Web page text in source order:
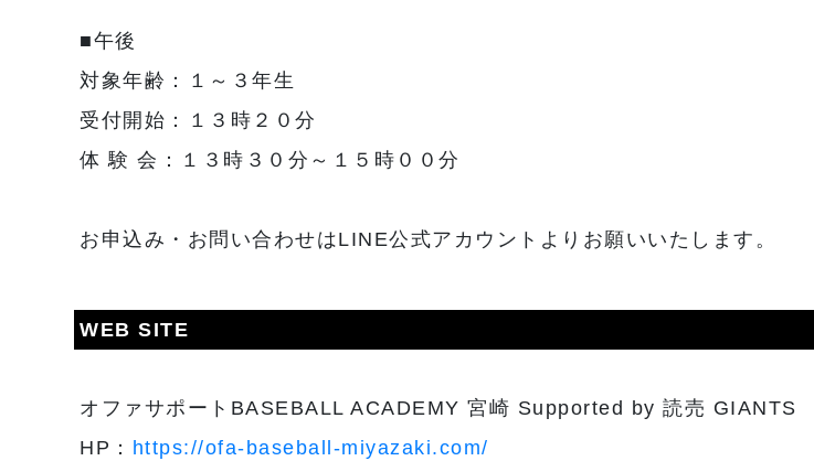
■午後
対象年齢：１～３年生
受付開始：１３時２０分
体 験 会：１３時３０分～１５時００分
お申込み・お問い合わせはLINE公式アカウントよりお願いいたします。
WEB SITE
オファサポートBASEBALL ACADEMY 宮崎 Supported by 読売 GIANTS
HP： https://ofa-baseball-miyazaki.com/